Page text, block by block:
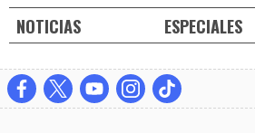
NOTICIAS ESPECIALES